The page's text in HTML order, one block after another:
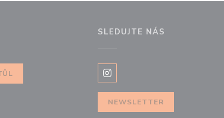
SLEDUJTE NÁS
Instagram ((otevře se v
NEWSLETTER